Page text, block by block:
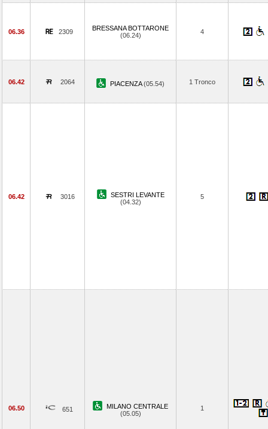
06.36 2309
BRESSANA BOTTARONE
(06.24)
4
06.42 2064 PIACENZA(05.54) 1 Tronco
06.42 3016
SESTRI LEVANTE
(04.32)
5
06.50 651
MILANO CENTRALE
(05.05)
1